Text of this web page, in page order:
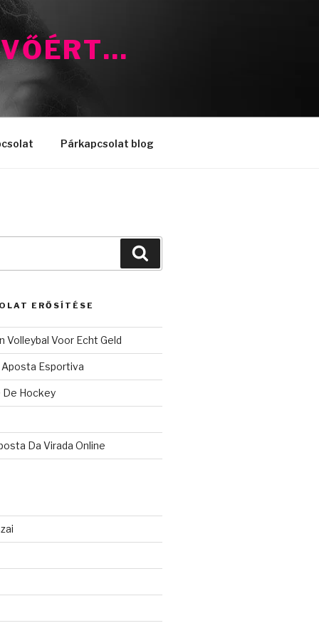
Párkapcsolat blog
ERŐSÍTÉSE
Volleybal Voor Echt Geld
Aposta Esportiva
De Hockey
Da Virada Online